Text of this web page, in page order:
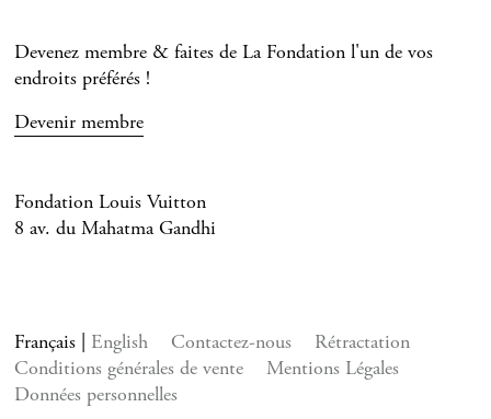
Devenez membre & faites de La Fondation l'un de vos
endroits préférés !
Devenir membre
Fondation Louis Vuitton
8 av. du Mahatma Gandhi
Français English Contactez-nous
Rétractation
Conditions générales de vente
Mentions Légales
Données personnelles